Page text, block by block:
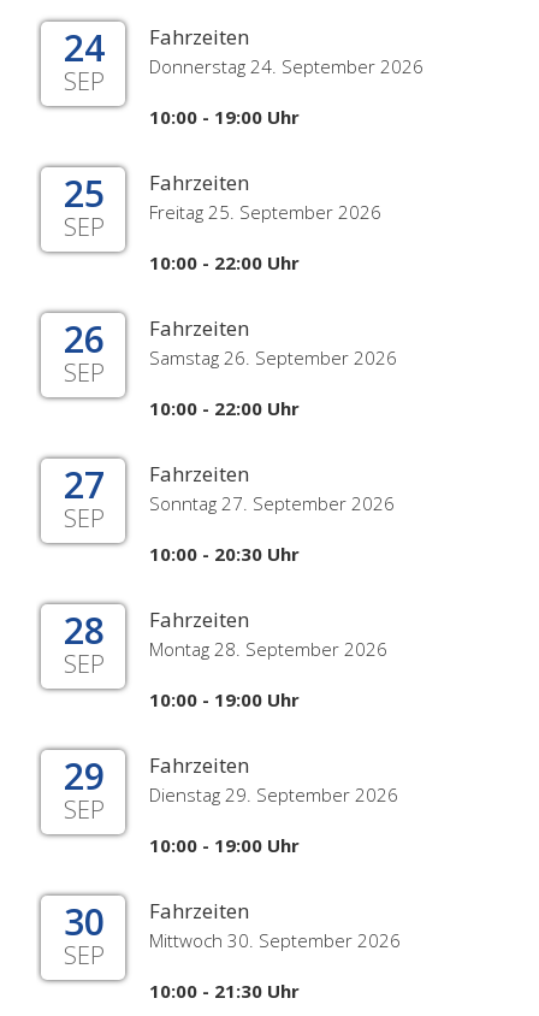
24
SEP
Fahrzeiten
Donnerstag 24. September 2026
10:00 - 19:00 Uhr
25
SEP
Fahrzeiten
Freitag 25. September 2026
10:00 - 22:00 Uhr
26
SEP
Fahrzeiten
Samstag 26. September 2026
10:00 - 22:00 Uhr
27
SEP
Fahrzeiten
Sonntag 27. September 2026
10:00 - 20:30 Uhr
28
SEP
Fahrzeiten
Montag 28. September 2026
10:00 - 19:00 Uhr
29
SEP
Fahrzeiten
Dienstag 29. September 2026
10:00 - 19:00 Uhr
30
SEP
Fahrzeiten
Mittwoch 30. September 2026
10:00 - 21:30 Uhr